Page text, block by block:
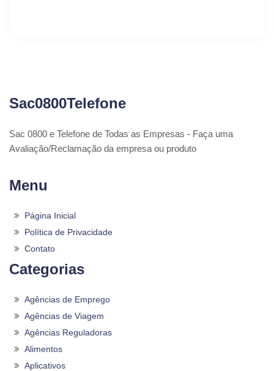
Sac0800Telefone
Sac 0800 e Telefone de Todas as Empresas - Faça uma
Avaliação/Reclamação da empresa ou produto
Menu
Página Inicial
Política de Privacidade
Contato
Categorias
Agências de Emprego
Agências de Viagem
Agências Reguladoras
Alimentos
Aplicativos